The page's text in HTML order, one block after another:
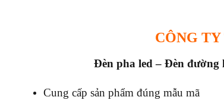
CÔNG
Đèn pha led – Đèn đường
Cung cấp sản phẩm đúng mẫu mã